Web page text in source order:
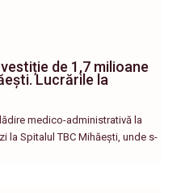
de 1,7 milioane
Lucrările la
medico-administrativă la
la Spitalul TBC Mihăești, unde s-